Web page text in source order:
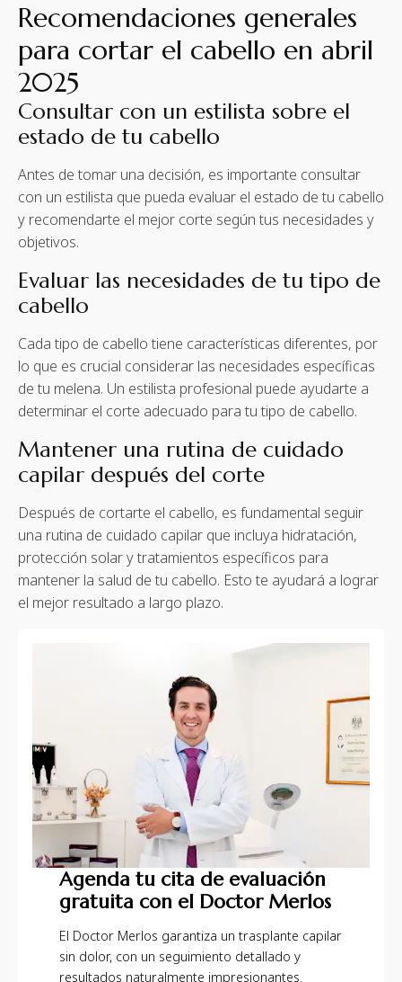
Recomendaciones generales
para cortar el cabello en abril
2025
Consultar con un estilista sobre el
estado de tu cabello
Antes de tomar una decisión, es importante consultar
con un estilista que pueda evaluar el estado de tu cabello
y recomendarte el mejor corte según tus necesidades y
objetivos.
Evaluar las necesidades de tu tipo de
cabello
Cada tipo de cabello tiene características diferentes, por
lo que es crucial considerar las necesidades específicas
de tu melena. Un estilista profesional puede ayudarte a
determinar el corte adecuado para tu tipo de cabello.
Mantener una rutina de cuidado
capilar después del corte
Después de cortarte el cabello, es fundamental seguir
una rutina de cuidado capilar que incluya hidratación,
protección solar y tratamientos específicos para
mantener la salud de tu cabello. Esto te ayudará a lograr
el mejor resultado a largo plazo.
Agenda tu cita de evaluación
gratuita con el Doctor Merlos
El Doctor Merlos garantiza un trasplante capilar
sin dolor, con un seguimiento detallado y
resultados naturalmente impresionantes.